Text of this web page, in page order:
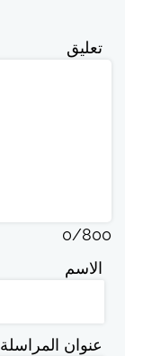
تعليق
0/800
الاسم
عنوان المراسلة